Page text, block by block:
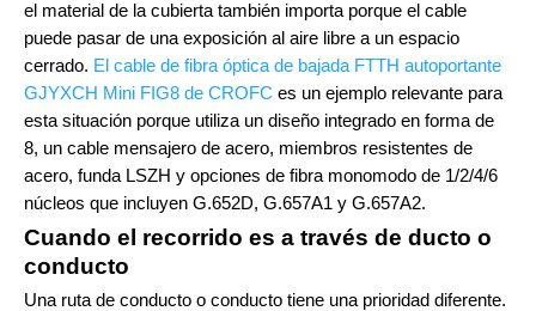
el material de la cubierta también importa porque el cable
puede pasar de una exposición al aire libre a un espacio
cerrado. El cable de fibra óptica de bajada FTTH autoportante
GJYXCH Mini FIG8 de CROFC es un ejemplo relevante para
esta situación porque utiliza un diseño integrado en forma de
8, un cable mensajero de acero, miembros resistentes de
acero, funda LSZH y opciones de fibra monomodo de 1/2/4/6
núcleos que incluyen G.652D, G.657A1 y G.657A2.
Cuando el recorrido es a través de ducto o
conducto
Una ruta de conducto o conducto tiene una prioridad diferente.